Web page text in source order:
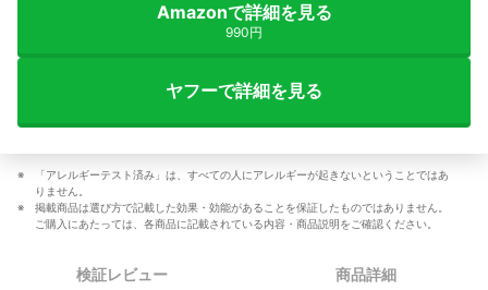
Amazonで詳細を見る
990円
ヤフーで詳細を見る
「アレルギーテスト済み」は、すべての人にアレルギーが起きないということではあ
りません。
掲載商品は選び方で記載した効果・効能があることを保証したものではありません。
ご購入にあたっては、各商品に記載されている内容・商品説明をご確認ください。
検証レビュー 商品詳細